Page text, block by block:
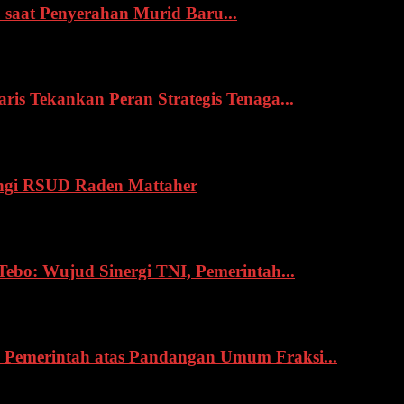
Penyerahan Murid Baru...
Tekankan Peran Strategis Tenaga...
RSUD Raden Mattaher
Wujud Sinergi TNI, Pemerintah...
atas Pandangan Umum Fraksi...